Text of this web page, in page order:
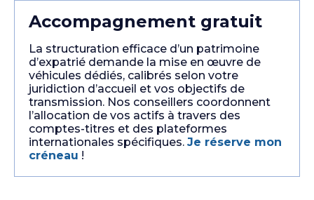
Accompagnement gratuit
La structuration efficace d’un patrimoine
d’expatrié demande la mise en œuvre de
véhicules dédiés, calibrés selon votre
juridiction d’accueil et vos objectifs de
transmission. Nos conseillers coordonnent
l’allocation de vos actifs à travers des
comptes-titres et des plateformes
internationales spécifiques. Je réserve mon
créneau !